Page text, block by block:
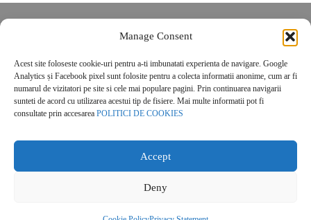
Manage Consent
Acest site foloseste cookie-uri pentru a-ti imbunatati experienta de navigare. Google
Analytics și Facebook pixel sunt folosite pentru a colecta informatii anonime, cum ar fi
numarul de vizitatori pe site si cele mai populare pagini. Prin continuarea navigarii
sunteti de acord cu utilizarea acestui tip de fisiere. Mai multe informatii pot fi
consultate prin accesarea POLITICI DE COOKIES
Accept
Deny
POLITICĂ DE CONFIDENȚIALITATE
Politica de cookies
© 2026 Real Estate Magazine. All Rights Reserved.